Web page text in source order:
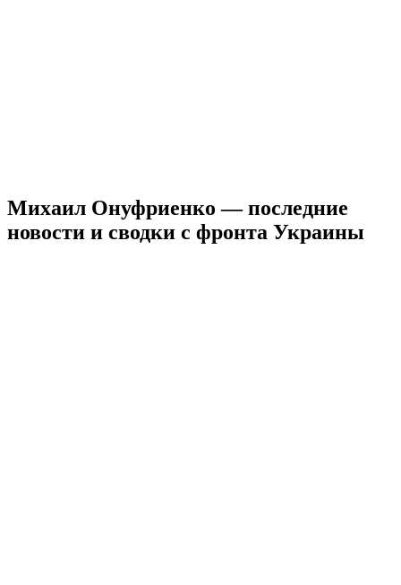
Михаил Онуфриенко — последние
новости и сводки с фронта Украины